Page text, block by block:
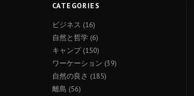
CATEGORIES
ビジネス (16)
自然と哲学 (6)
キャンプ(150)
ワーケーション (39)
自然の良さ (185)
離島 (56)